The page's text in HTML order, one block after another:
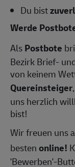
Du bist
Werde
AlsPostbote
Bezirk Brief-
von keinem
Quereinsteiger,
uns herzlich
bist!
Wir freuen uns
bestenonline!
'Bewerben'-